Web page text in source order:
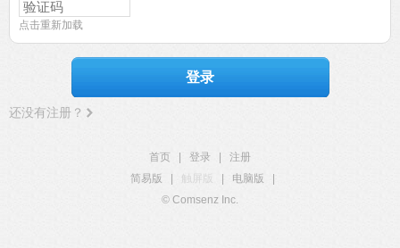
点击重新加载
登录
还没有注册？
首页 登录
注册
简易版
触屏版 电脑版
© Comsenz Inc.